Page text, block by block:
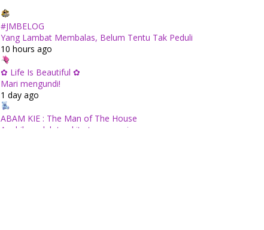
#JMBELOG
Yang Lambat Membalas, Belum Tentu Tak Peduli
10 hours ago
✿ Life Is Beautiful ✿
Mari mengundi!
1 day ago
ABAM KIE : The Man of The House
Apabila sudah tua kita tenang saja...